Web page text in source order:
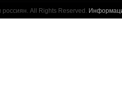
All Rights Reserved.